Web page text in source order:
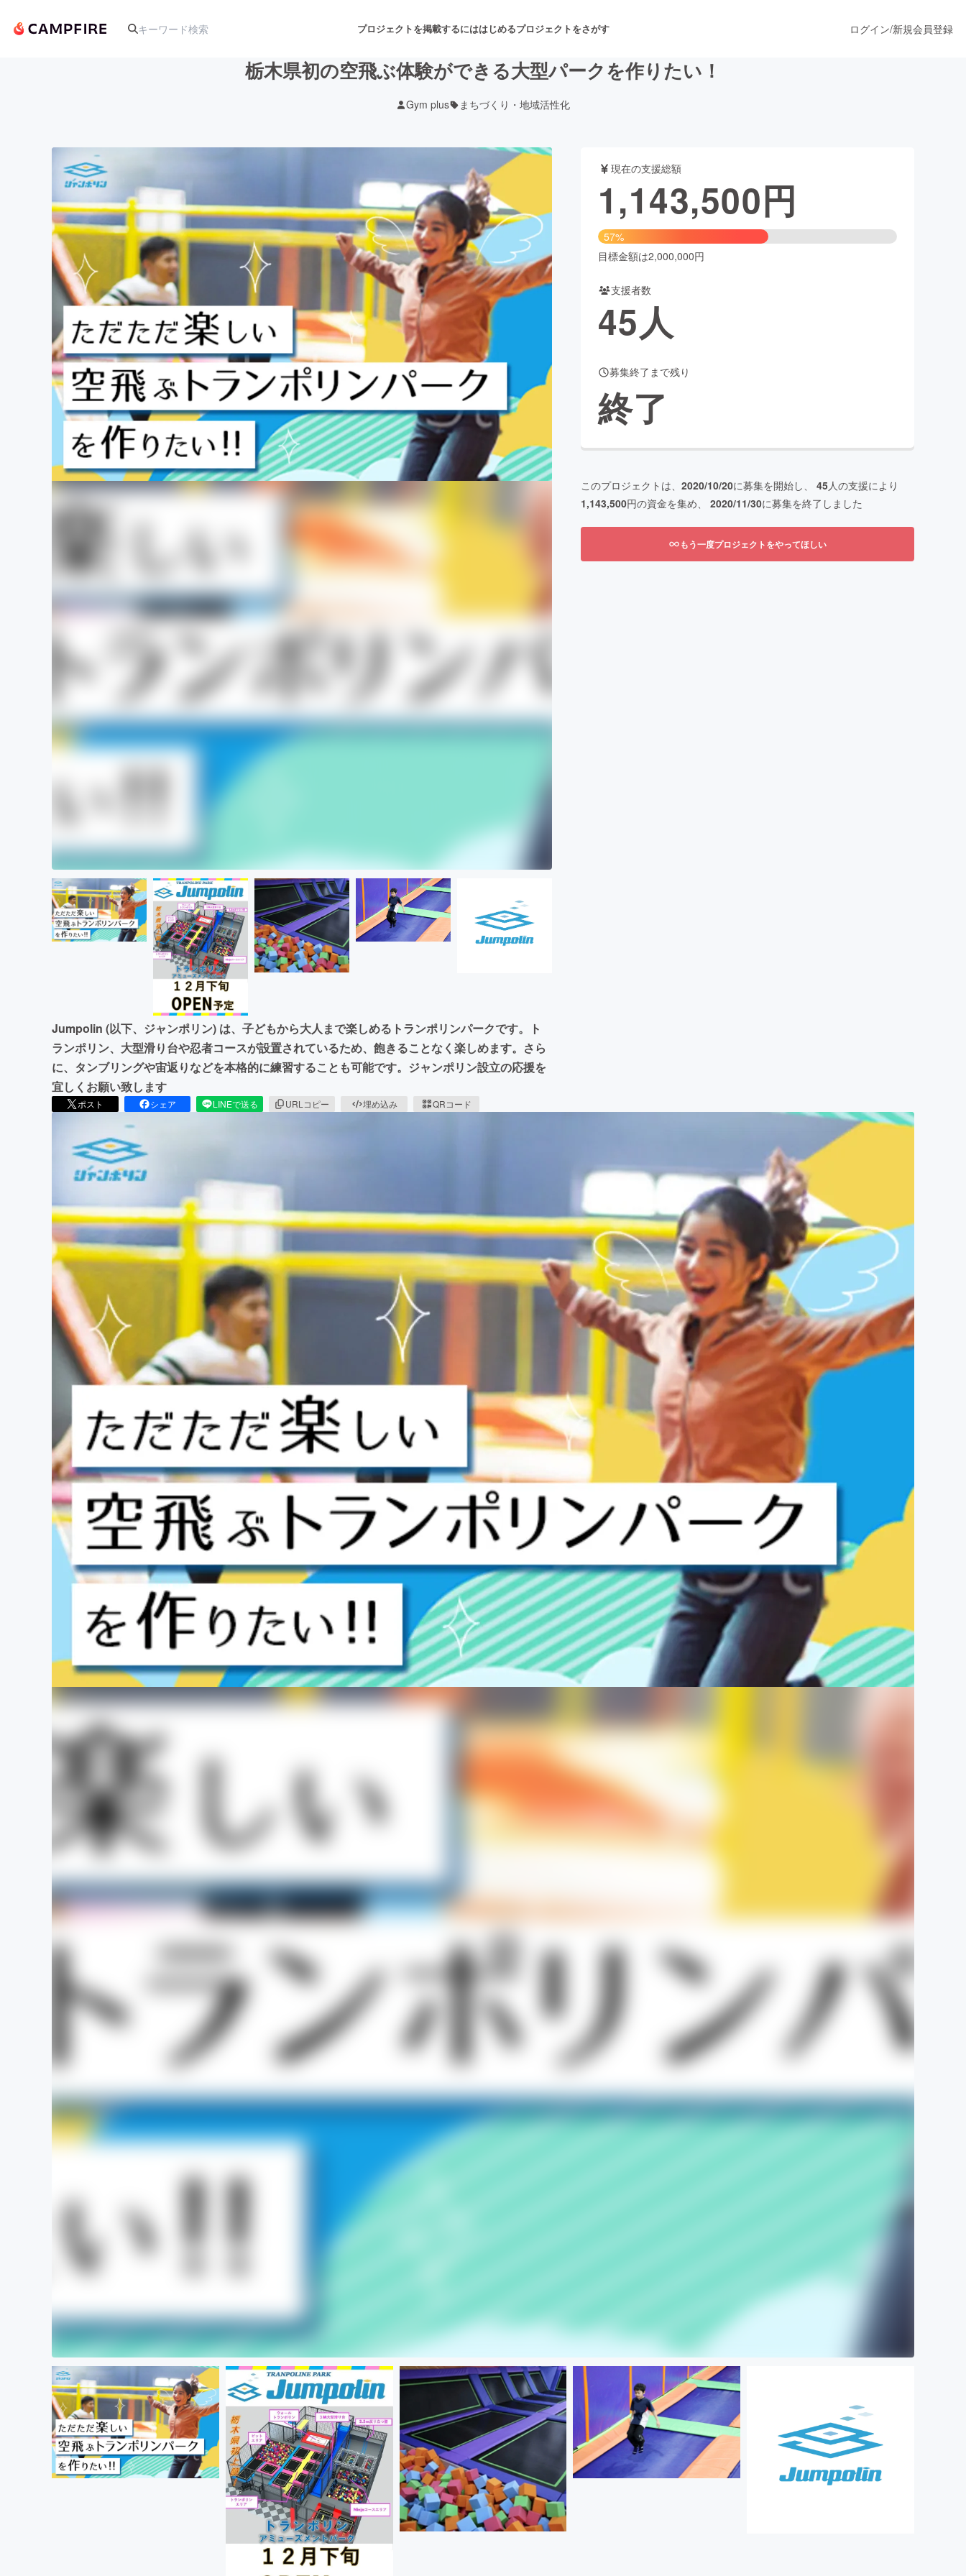
プロジェクトを掲載するにははじめるプロジェクトをさがす
舞台・パフォーマンス
テクノロジー・ガジェット ゲーム・サービス開発 フード・飲食店 ファッション
映像・映画 書籍・雑誌出版 アニメ・漫画
ビジネス・起業 ビューティー・ヘルスケア
まちづくり・地域活性化
CAMPFIRE for Social Good
CAMPFIRE Creation
CAMPFIREふるさと納税
machi-ya
ログイン/新規会員登録
栃木県初の空飛ぶ体験ができる大型パークを作りたい！
Gym plus まちづくり・地域活性化
Jumpolin (以下、ジャンポリン) は、子どもから大人まで楽しめるトランポリンパークです。ト
ランポリン、大型滑り台や忍者コースが設置されているため、飽きることなく楽しめます。さら
に、タンブリングや宙返りなどを本格的に練習することも可能です。ジャンポリン設立の応援を
宜しくお願い致します
ポスト シェア LINEで送る URLコピー 埋め込み QRコード
現在の支援総額
1,143,500円
57%
目標金額は2,000,000円
支援者数
45人
募集終了まで残り
終了
このプロジェクトは、 2020/10/20に募集を開始し、 45人の支援により
1,143,500円の資金を集め、 2020/11/30に募集を終了しました
もう一度プロジェクトをやってほしい